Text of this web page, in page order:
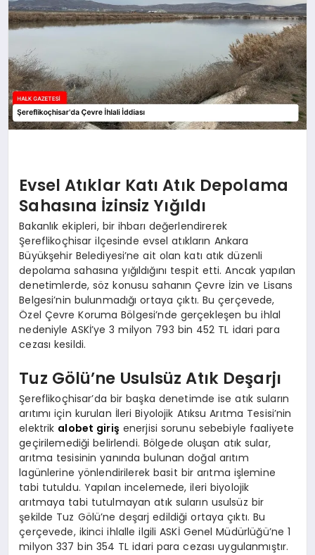
Evsel Atıklar Katı Atık Depolama
Sahasına İzinsiz Yığıldı
Bakanlık ekipleri, bir ihbarı değerlendirerek
Şereflikoçhisar ilçesinde evsel atıkların Ankara
Büyükşehir Belediyesi’ne ait olan katı atık düzenli
depolama sahasına yığıldığını tespit etti. Ancak yapılan
denetimlerde, söz konusu sahanın Çevre İzin ve Lisans
Belgesi’nin bulunmadığı ortaya çıktı. Bu çerçevede,
Özel Çevre Koruma Bölgesi’nde gerçekleşen bu ihlal
nedeniyle ASKİ’ye 3 milyon 793 bin 452 TL idari para
cezası kesildi.
Tuz Gölü’ne Usulsüz Atık Deşarjı
Şereflikoçhisar’da bir başka denetimde ise atık suların
arıtımı için kurulan İleri Biyolojik Atıksu Arıtma Tesisi’nin
elektrik alobet giriş enerjisi sorunu sebebiyle faaliyete
geçirilemediği belirlendi. Bölgede oluşan atık sular,
arıtma tesisinin yanında bulunan doğal arıtım
lagünlerine yönlendirilerek basit bir arıtma işlemine
tabi tutuldu. Yapılan incelemede, ileri biyolojik
arıtmaya tabi tutulmayan atık suların usulsüz bir
şekilde Tuz Gölü’ne deşarj edildiği ortaya çıktı. Bu
çerçevede, ikinci ihlalle ilgili ASKİ Genel Müdürlüğü’ne 1
milyon 337 bin 354 TL idari para cezası uygulanmıştır.